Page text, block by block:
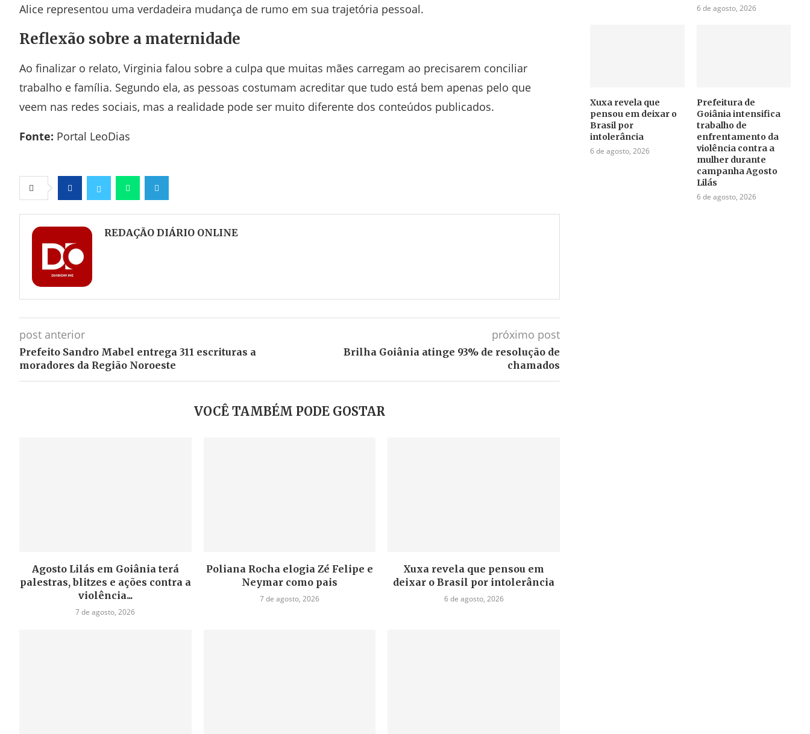
Alice representou uma verdadeira mudança de rumo em sua trajetória pessoal.
Reflexão sobre a maternidade
Ao finalizar o relato, Virginia falou sobre a culpa que muitas mães carregam ao precisarem conciliar
trabalho e família. Segundo ela, as pessoas costumam acreditar que tudo está bem apenas pelo que
veem nas redes sociais, mas a realidade pode ser muito diferente dos conteúdos publicados.
Fonte: Portal LeoDias
FacebookTwitter WhatsappTelegram
REDAÇÃO DIÁRIO ONLINE
post anterior
Prefeito Sandro Mabel entrega 311 escrituras a
moradores da Região Noroeste
próximo post
Brilha Goiânia atinge 93% de resolução de
chamados
VOCÊ TAMBÉM PODE GOSTAR
Agosto Lilás em Goiânia terá
palestras, blitzes e ações contra a
violência...
7 de agosto, 2026
Poliana Rocha elogia Zé Felipe e
Neymar como pais
7 de agosto, 2026
Xuxa revela que pensou em
deixar o Brasil por intolerância
6 de agosto, 2026
6 de agosto, 2026
Xuxa revela que
pensou em deixar o
Brasil por
intolerância
6 de agosto, 2026
Prefeitura de
Goiânia intensifica
trabalho de
enfrentamento da
violência contra a
mulher durante
campanha Agosto
Lilás
6 de agosto, 2026